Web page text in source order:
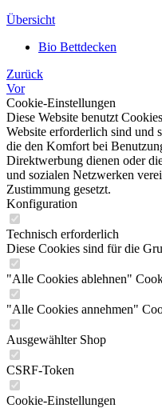
Übersicht
Bio Bettdecken
Zurück
Vor
Cookie-Einstellungen
Diese Website benutzt
Website erforderlich sind und
die den Komfort bei
Direktwerbung dienen oder
und sozialen Netzwerken
Zustimmung gesetzt.
Konfiguration
Technisch erforderlich
Diese Cookies sind für die
"Alle Cookies ablehnen"
"Alle Cookies annehmen"
Ausgewählter Shop
CSRF-Token
Cookie-Einstellungen